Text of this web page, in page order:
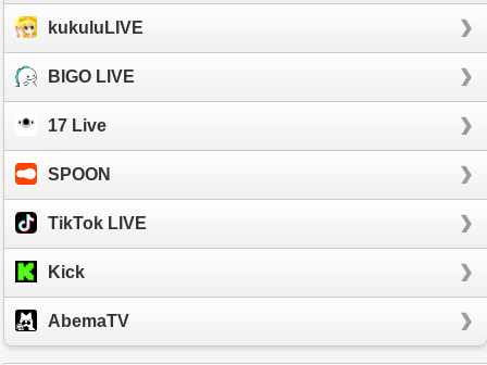
kukuluLIVE
BIGO LIVE
17 Live
SPOON
TikTok LIVE
Kick
AbemaTV